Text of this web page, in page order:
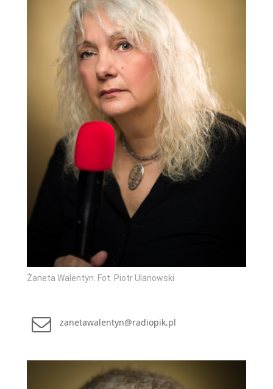
Żaneta Walentyn. Fot. Piotr Ulanowski
zanetawalentyn@radiopik.pl